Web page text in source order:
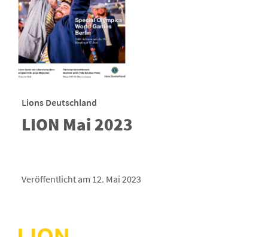
Lions Deutschland
LION Mai 2023
Veröffentlicht am 12. Mai 2023